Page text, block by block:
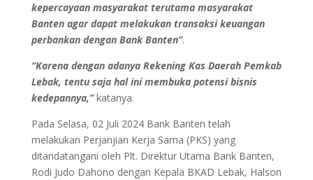
kepercayaan masyarakat terutama masyarakat
Banten agar dapat melakukan transaksi keuangan
perbankan dengan Bank Banten”.
“Karena dengan adanya Rekening Kas Daerah Pemkab
Lebak, tentu saja hal ini membuka potensi bisnis
kedepannya,”katanya.
Pada Selasa, 02 Juli 2024 Bank Banten telah
melakukan Perjanjian Kerja Sama (PKS) yang
ditandatangani oleh Plt. Direktur Utama Bank Banten,
Rodi Judo Dahono dengan Kepala BKAD Lebak, Halson